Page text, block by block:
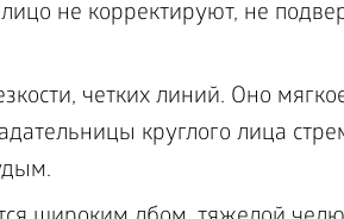
не корректируют, не
четких линий. Оно
круглого лица